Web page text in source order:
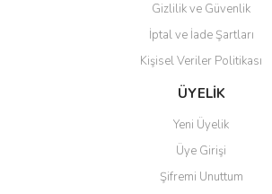
Gizlilik ve Güvenlik
İptal ve İade Şartları
Kişisel Veriler Politikası
ÜYELİK
Yeni Üyelik
Üye Girişi
Şifremi Unuttum